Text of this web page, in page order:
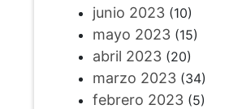
junio 2023(10)
mayo 2023(15)
abril 2023(20)
marzo 2023(34)
febrero 2023(5)